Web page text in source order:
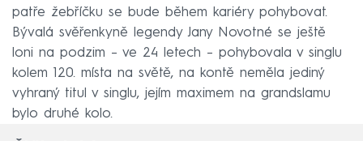
patře žebříčku se bude během kariéry pohybovat.
Bývalá svěřenkyně legendy Jany Novotné se ještě
loni na podzim – ve 24 letech – pohybovala v singlu
kolem 120. místa na světě, na kontě neměla jediný
vyhraný titul v singlu, jejím maximem na grandslamu
bylo druhé kolo.